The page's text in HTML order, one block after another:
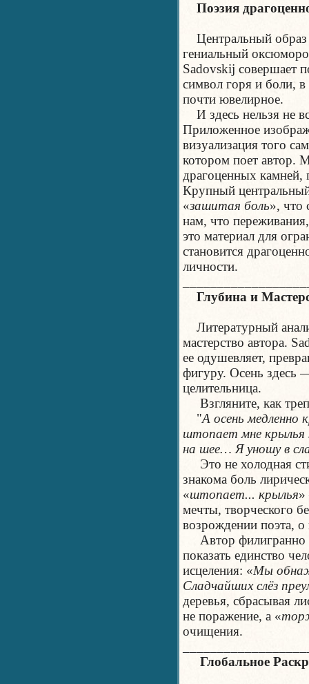
Поэзия
Центральный
гениальный
Sadovskij совершает
символ горя и боли,
почти ювелирное.
И здесь нельзя не
Приложенное
визуализация того
котором поет автор.
драгоценных камней,
Крупный
«зашитая боль», что
нам, что
это материал для
становится
личности.
Глубина и
Литературный
мастерство автора.
ее одушевляет,
фигуру. Осень здесь
целительница.
Взгляните, как
"А осень медленно
штопает мне крылья
на шее… Я уношу в
Это не холодная
знакома боль
«штопает... крылья»
мечты, творческого
возрождении поэта, о
Автор филигранно
показать единство
исцеления: «Мы
Сладчайших слёз
деревья, сбрасывая
не поражение, а «
очищения.
Глобальное